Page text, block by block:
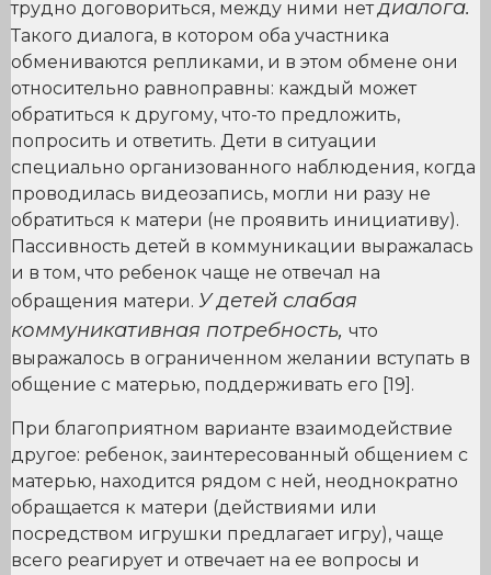
трудно договориться, между ними нетдиалога.
Такого диалога, в котором оба участника
обмениваются репликами, и в этом обмене они
относительно равноправны: каждый может
обратиться к другому, что-то предложить,
попросить и ответить. Дети в ситуации
специально организованного наблюдения, когда
проводилась видеозапись, могли ни разу не
обратиться к матери (не проявить инициативу).
Пассивность детей в коммуникации выражалась
и в том, что ребенок чаще не отвечал на
обращения матери. У детей слабая
коммуникативная потребность, что
выражалось в ограниченном желании вступать в
общение с матерью, поддерживать его [19].
При благоприятном варианте взаимодействие
другое: ребенок, заинтересованный общением с
матерью, находится рядом с ней, неоднократно
обращается к матери (действиями или
посредством игрушки предлагает игру), чаще
всего реагирует и отвечает на ее вопросы и